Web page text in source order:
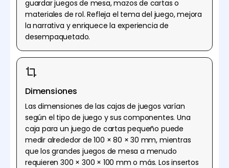
guardar juegos de mesa, mazos de cartas o
materiales de rol. Refleja el tema del juego, mejora
la narrativa y enriquece la experiencia de
desempaquetado.
Dimensiones
Las dimensiones de las cajas de juegos varían
según el tipo de juego y sus componentes. Una
caja para un juego de cartas pequeño puede
medir alrededor de 100 × 80 × 30 mm, mientras
que los grandes juegos de mesa a menudo
requieren 300 × 300 × 100 mm o más. Los insertos